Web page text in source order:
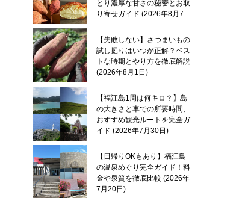
とり濃厚な甘さの秘密とお取
り寄せガイド 2026年8月7
【失敗しない】さつまいもの
試し掘りはいつが正解？ベス
トな時期とやり方を徹底解説
2026年8月1日
【福江島1周は何キロ？】島
の大きさと車での所要時間、
おすすめ観光ルートを完全ガ
イド 2026年7月30日
【日帰りOKもあり】福江島
の温泉めぐり完全ガイド！料
金や泉質を徹底比較 2026年
7月20日